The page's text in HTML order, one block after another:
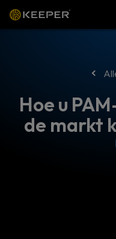
Hoe u
de markt